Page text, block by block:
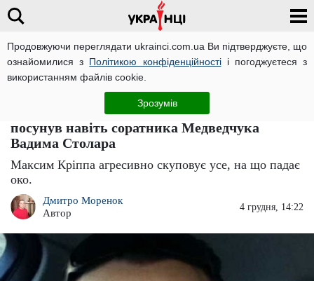
Продовжуючи переглядати ukrainci.com.ua Ви підтверджуєте, що
ознайомилися з Політикою конфіденційностіі погоджуєтеся з
використанням файлів cookie.
Зрозумів
Компромат
Мільйонер з кримінальним шлейфом
Максим Кріппа скуповує нерухомість:
посунув навіть соратника Медведчука
Вадима Столара
Максим Кріппа агресивно скуповує усе, на що падає
око.
Дмитро Моренок
Автор
4 грудня, 14:22